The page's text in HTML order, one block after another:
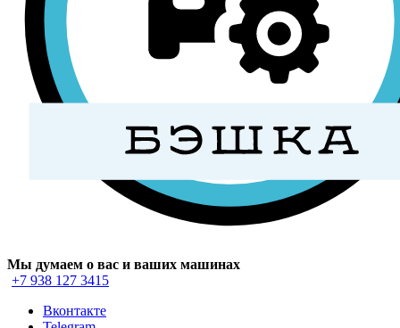
Мы думаем о вас и ваших машинах
+7 938 127 3415
Вконтакте